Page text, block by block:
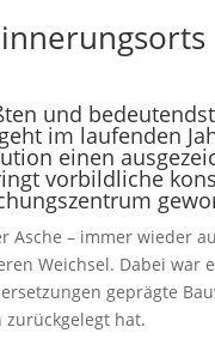
und
im laufenden
einen
vorbildliche
Asche – immer wieder
Weichsel. Dabei war
geprägte
hat.